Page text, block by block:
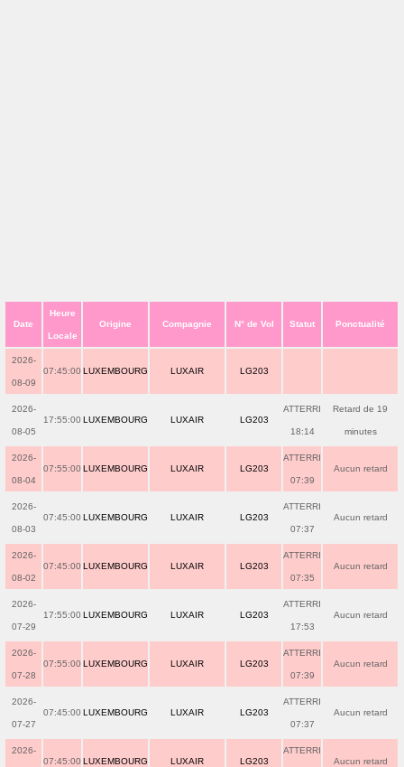
Date
Heure
Locale
Origine Compagnie N° de Vol Statut Ponctualité
2026-
08-09
07:45:00 LUXEMBOURG LUXAIR LG203
2026-
08-05
17:55:00 LUXEMBOURG LUXAIR LG203
ATTERRI
18:14
Retard de 19
minutes
2026-
08-04
07:55:00 LUXEMBOURG LUXAIR LG203
ATTERRI
07:39
Aucun retard
2026-
08-03
07:45:00 LUXEMBOURG LUXAIR LG203
ATTERRI
07:37
Aucun retard
2026-
08-02
07:45:00 LUXEMBOURG LUXAIR LG203
ATTERRI
07:35
Aucun retard
2026-
07-29
17:55:00 LUXEMBOURG LUXAIR LG203
ATTERRI
17:53
Aucun retard
2026-
07-28
07:55:00 LUXEMBOURG LUXAIR LG203
ATTERRI
07:39
Aucun retard
2026-
07-27
07:45:00 LUXEMBOURG LUXAIR LG203
ATTERRI
07:37
Aucun retard
2026-
07:45:00 LUXEMBOURG LUXAIR LG203
ATTERRI
Aucun retard